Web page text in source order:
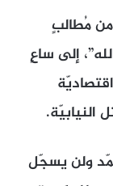
من مُطالبٍ
إلى ساعٍ
النيابيّة.
ولن يسجّل